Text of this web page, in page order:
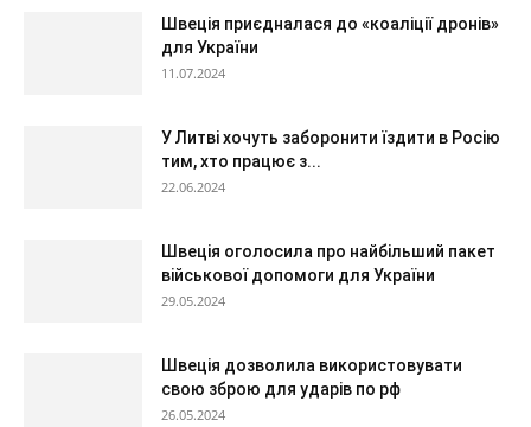
Швеція приєдналася до «коаліції дронів»
для України
11.07.2024
У Литві хочуть заборонити їздити в Росію
тим, хто працює з...
22.06.2024
Швеція оголосила про найбільший пакет
військової допомоги для України
29.05.2024
Швеція дозволила використовувати
свою зброю для ударів по рф
26.05.2024